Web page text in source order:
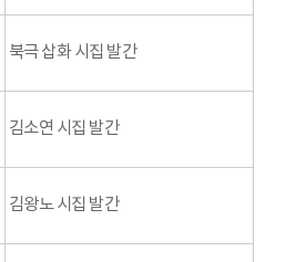
북극 삽화 시집 발간
김소연 시집 발간
김왕노 시집 발간